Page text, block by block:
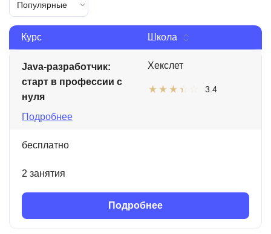
Популярные
Курс Школа
Java-разработчик:
старт в профессии с
нуля
Подробнее
Хекслет
3.4
бесплатно
2 занятия
Подробнее